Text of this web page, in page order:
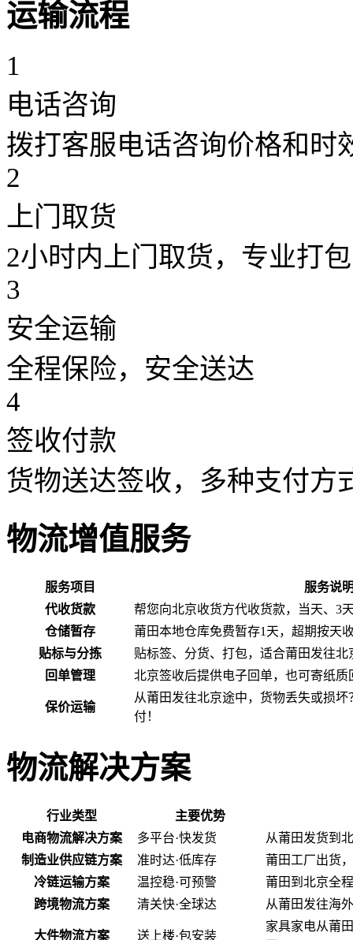
运输流程
1
电话咨询
拨打客服电话咨询价格和时
2
上门取货
2小时内上门取货，专业打包
3
安全运输
全程保险，安全送达
4
签收付款
货物送达签收，多种支付方
物流增值服务
服务项目
服务说
代收货款
帮您向北京收货方代收货款，当天、3
仓储暂存
莆田本地仓库免费暂存1天，超期按天
贴标与分拣
贴标签、分货、打包，适合莆田发往
回单管理
北京签收后提供电子回单，也可寄纸质
保价运输
从莆田发往北京途中，货物丢失或损
付！
物流解决方案
行业类型
主要优势
电商物流解决方案
多平台·快发货
从莆田发货到
制造业供应链方案
准时达·低库存
莆田工厂出货
冷链运输方案
温控稳·可预警
莆田到北京全
跨境物流方案
清关快·全球达 从莆田发往海
大件物流方案 送上楼·包安装
家具家电从莆